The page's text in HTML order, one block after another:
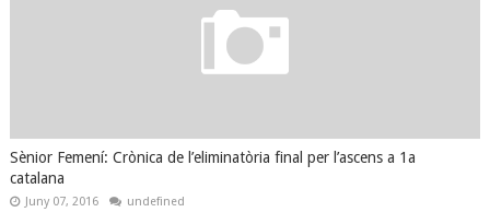
Sènior Femení: Crònica de l’eliminatòria final per l’ascens a 1a
catalana
Juny 07, 2016 undefined